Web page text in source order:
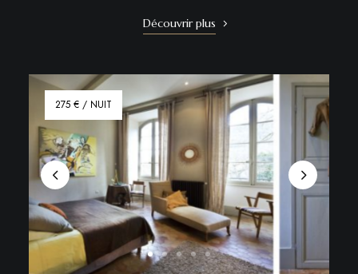
Découvrir plus
275 € / NUIT